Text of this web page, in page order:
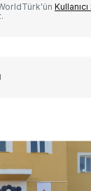
adresim ve site